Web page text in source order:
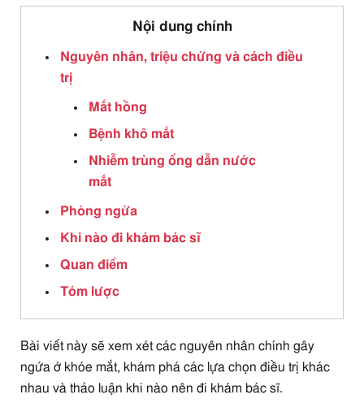
Nội dung chính
Nguyên nhân, triệu chứng và cách điều
trị
Mắt hồng
Bệnh khô mắt
Nhiễm trùng ống dẫn nước
mắt
Phòng ngừa
Khi nào đi khám bác sĩ
Quan điểm
Tóm lược
Bài viết này sẽ xem xét các nguyên nhân chính gây
ngứa ở khóe mắt, khám phá các lựa chọn điều trị khác
nhau và thảo luận khi nào nên đi khám bác sĩ.